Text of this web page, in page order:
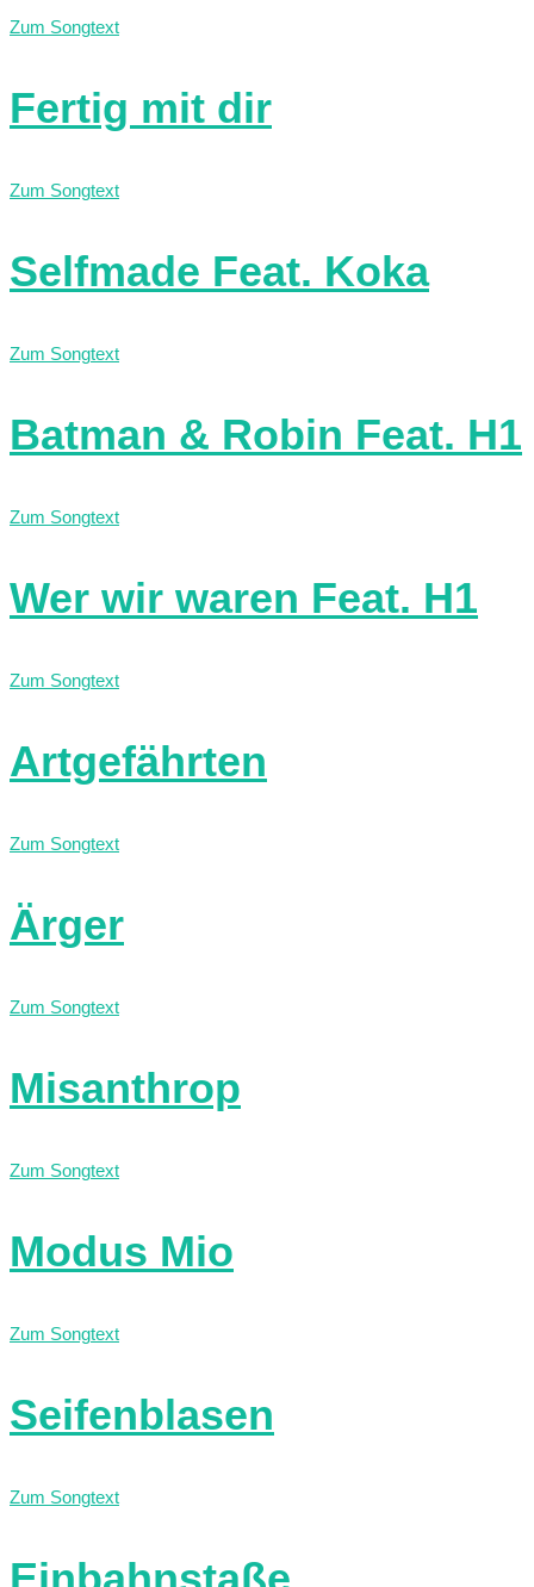
Zum Songtext
Fertig mit dir
Zum Songtext
Selfmade Feat. Koka
Zum Songtext
Batman & Robin Feat. H1
Zum Songtext
Wer wir waren Feat. H1
Zum Songtext
Artgefährten
Zum Songtext
Ärger
Zum Songtext
Misanthrop
Zum Songtext
Modus Mio
Zum Songtext
Seifenblasen
Zum Songtext